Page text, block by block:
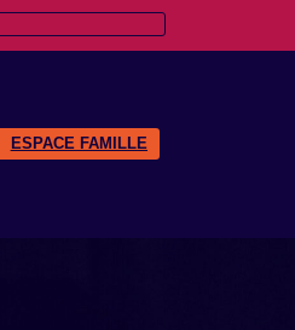
ESPACE FAMILLE